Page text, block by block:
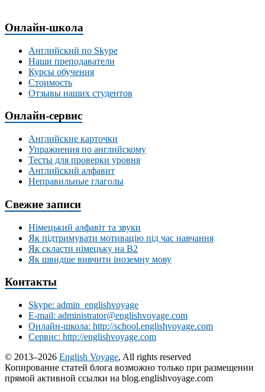
Онлайн-школа
Английский по Skype
Наши преподаватели
Курсы обучения
Стоимость
Отзывы наших студентов
Онлайн-сервис
Английские карточки
Упражнения по английскому
Тесты для проверки уровня
Английский алфавит
Неправильные глаголы
Свежие записи
Німецький алфавіт та звуки
Як підтримувати мотивацію під час навчання
Як скласти німецьку на В2
Як швидше вивчити іноземну мову
Контакты
Skype: admin_englishvoyage
E-mail: administrator@englishvoyage.com
Онлайн-школа: http://school.englishvoyage.com
Сервис: http://englishvoyage.com
© 2013–2026 English Voyage, All rights reserved
Копирование статей блога возможно только при размещении
прямой активной ссылки на blog.englishvoyage.com